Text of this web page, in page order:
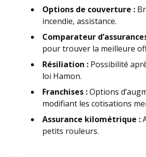
Options de couverture :
incendie, assistance.
Comparateur
pour trouver la meilleure
Résiliation : Possibilité
loi Hamon.
Franchises :Options
modifiant les cotisations
Assurance kilométrique :
petits rouleurs.